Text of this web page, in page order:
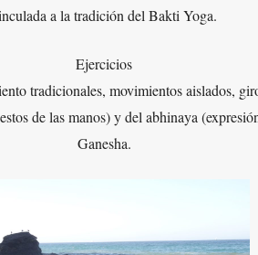
a la tradición del Bakti Yoga.
Ejercicios
tradicionales, movimientos aislados,
de las manos) y del abhinaya
Ganesha.